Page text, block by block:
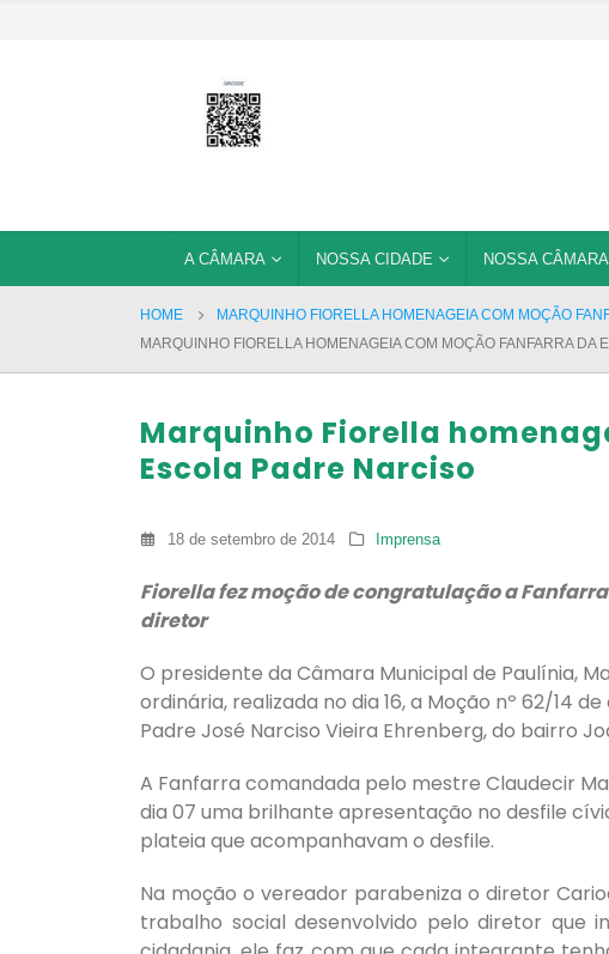
A CÂMARA NOSSA CIDADE NOSSA CÂMARA
HOME MARQUINHO FIORELLA HOMENAGEIA COM MOÇÃO
MARQUINHO FIORELLA HOMENAGEIA COM MOÇÃO FANFARRA DA
Marquinho Fiorella
Escola Padre Narciso
18 de setembro de 2014 Imprensa
Fiorella fez moção de congratulação a
diretor
O presidente da Câmara Municipal de Paulínia,
ordinária, realizada no dia 16, a Moção nº 62/14
Padre José Narciso Vieira Ehrenberg, do bairro
A Fanfarra comandada pelo mestre Claudecir
dia 07 uma brilhante apresentação no desfile
plateia que acompanhavam o desfile.
Na moção o vereador parabeniza o diretor
trabalho social desenvolvido pelo diretor que